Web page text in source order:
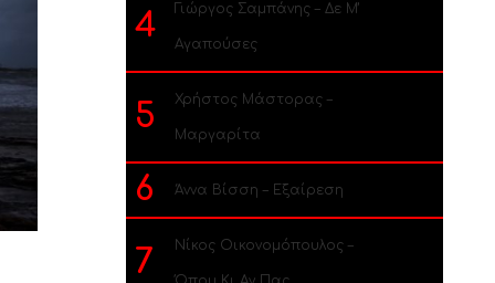
4 Γιώργος Σαμπάνης – Δε Μ’
Αγαπούσες
5 Χρήστος Μάστορας –
Μαργαρίτα
6 Άννα Βίσση – Εξαίρεση
7 Νίκος Οικονομόπουλος –